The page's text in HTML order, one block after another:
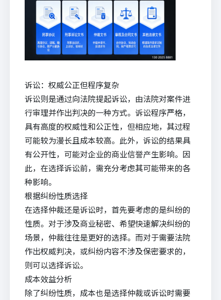
诉讼：权威公正但程序复杂
诉讼则是通过向法院提起诉讼，由法院对案件进
行审理并作出判决的一种方式。诉讼程序严格，
具有高度的权威性和公正性，但相应地，其过程
可能较为漫长且成本较高。此外，诉讼的结果具
有公开性，可能对企业的商业信誉产生影响。因
此，在选择诉讼前，需充分考虑其可能带来的各
种影响。
根据纠纷性质选择
在选择仲裁还是诉讼时，首先要考虑的是纠纷的
性质。对于涉及商业秘密、希望快速解决纠纷的
场景，仲裁往往是更好的选择。而对于需要法院
作出权威判决，或纠纷内容不涉及保密要求的，
则可以选择诉讼。
成本效益分析
除了纠纷性质，成本也是选择仲裁或诉讼时需要